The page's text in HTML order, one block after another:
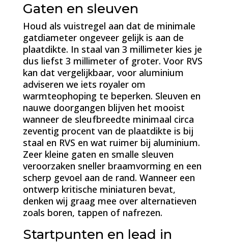
Gaten en sleuven
Houd als vuistregel aan dat de minimale
gatdiameter ongeveer gelijk is aan de
plaatdikte. In staal van 3 millimeter kies je
dus liefst 3 millimeter of groter. Voor RVS
kan dat vergelijkbaar, voor aluminium
adviseren we iets royaler om
warmteophoping te beperken. Sleuven en
nauwe doorgangen blijven het mooist
wanneer de sleufbreedte minimaal circa
zeventig procent van de plaatdikte is bij
staal en RVS en wat ruimer bij aluminium.
Zeer kleine gaten en smalle sleuven
veroorzaken sneller braamvorming en een
scherp gevoel aan de rand. Wanneer een
ontwerp kritische miniaturen bevat,
denken wij graag mee over alternatieven
zoals boren, tappen of nafrezen.
Startpunten en lead in